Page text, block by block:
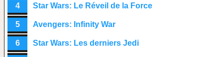
4 Star Wars: Le Réveil de la Force
5 Avengers: Infinity War
6 Star Wars: Les derniers Jedi